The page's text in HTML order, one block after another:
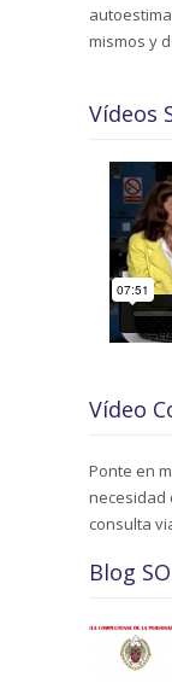
mismos y
Vídeos
Vídeo
Ponte en
necesidad
consulta
Blog